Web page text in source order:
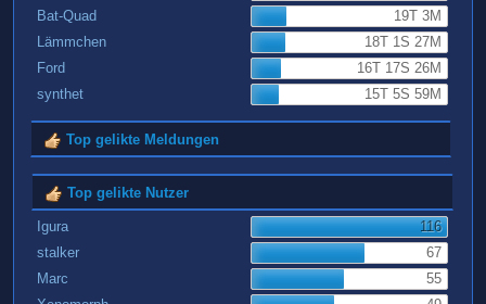
Bat-Quad
19T 3M
Lämmchen
18T 1S 27M
Ford
16T 17S 26M
synthet
15T 5S 59M
Top gelikte Meldungen
Top gelikte Nutzer
Igura
116
stalker
67
Marc
55